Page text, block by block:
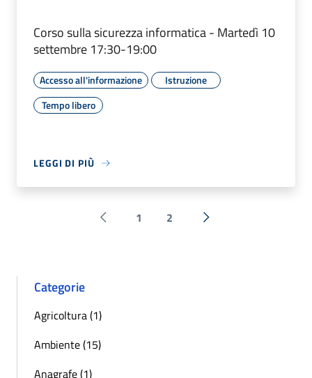
Corso sulla sicurezza informatica - Martedì 10
settembre 17:30-19:00
Accesso all'informazione
Istruzione
Tempo libero
LEGGI DI PIÙ
Pagina precedente
1 2 Successiva »
Categorie
Agricoltura (1)
Ambiente (15)
Anagrafe (1)